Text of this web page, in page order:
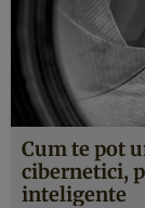
Cum te pot
cibernetici,
inteligente